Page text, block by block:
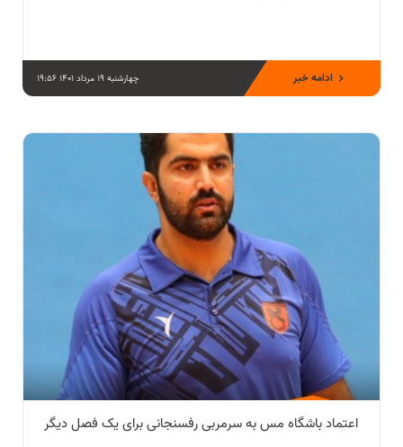
چهارشنبه 19 مرداد 1401 19:56 ادامه خبر
اعتماد باشگاه مس به سرمربی رفسنجانی برای یک فصل دیگر